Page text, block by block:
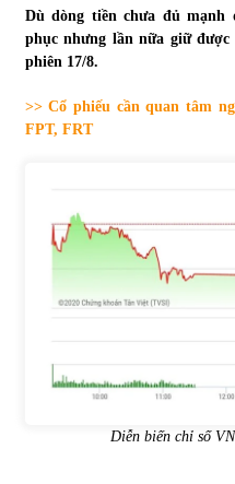
Tự doanh
06/06/
Top 10 tỷ phú
Tiền gửi vào
Dù dòng tiền chưa đủ
phục nhưng lần nữa giữ
phiên 17/8.
>> Cổ phiếu cần quan tâm
FPT, FRT
Diễn biến chỉ số